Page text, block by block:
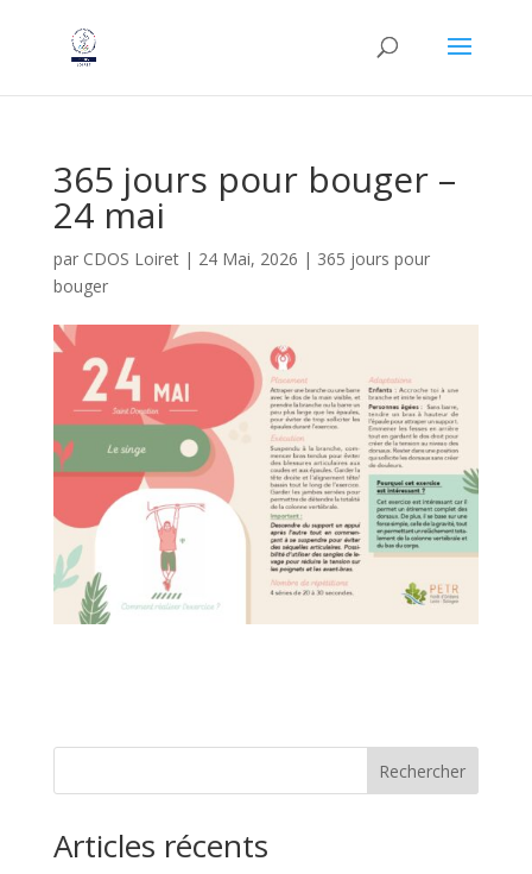
365 jours pour bouger –
24 mai
par CDOS Loiret| 24 Mai, 2026 | 365 jours pour
bouger
Rechercher
Articles récents